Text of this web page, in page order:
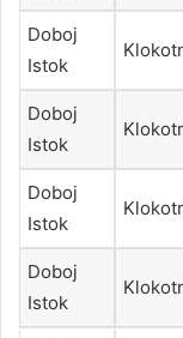
Doboj
Istok
Doboj
Istok
Doboj
Istok
Doboj
Istok